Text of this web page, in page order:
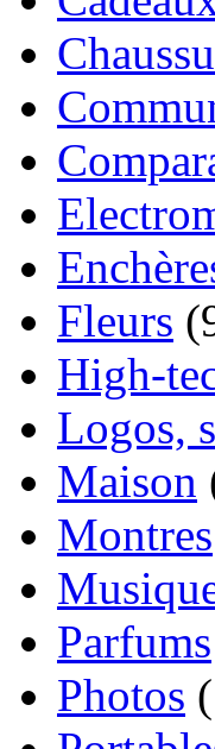
Fleurs
High-
Logos,
Maison
Montres
Parfums
Photos